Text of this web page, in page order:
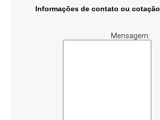
Informações de contato ou cotação
Mensagem: